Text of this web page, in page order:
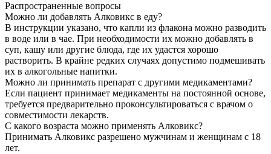
Распространенные вопросы
Можно ли добавлять Алковикс в еду?
В инструкции указано, что капли из флакона можно разводить
в воде или в чае. При необходимости их можно добавлять в
суп, кашу или другие блюда, где их удастся хорошо
растворить. В крайне редких случаях допустимо подмешивать
их в алкогольные напитки.
Можно ли принимать препарат с другими медикаментами?
Если пациент принимает медикаменты на постоянной основе,
требуется предварительно проконсультироваться с врачом о
совместимости лекарств.
С какого возраста можно применять Алковикс?
Принимать Алковикс разрешено мужчинам и женщинам с 18
лет.